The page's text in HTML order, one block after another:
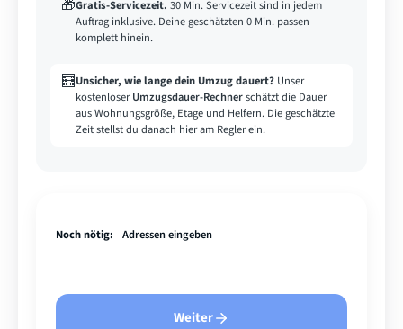
🎁Gratis-Servicezeit. 30 Min. Servicezeit sind in jedem
Auftrag inklusive. Deine geschätzten 0 Min. passen
komplett hinein.
🧮Unsicher, wie lange dein Umzug dauert? Unser
kostenloserUmzugsdauer-Rechnerschätzt die Dauer
aus Wohnungsgröße, Etage und Helfern. Die geschätzte
Zeit stellst du danach hier am Regler ein.
Noch nötig: Adressen eingeben
Weiter